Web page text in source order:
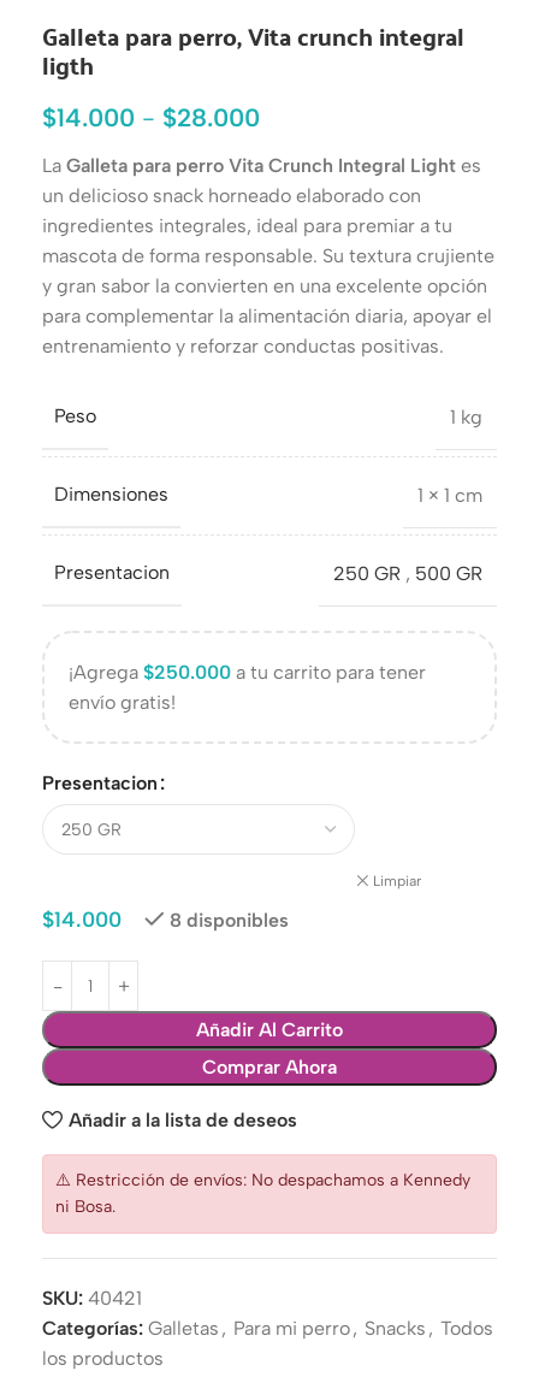
Galleta para perro, Vita crunch integral
ligth
$14.000 - $28.000
La Galleta para perro Vita Crunch Integral Light es
un delicioso snack horneado elaborado con
ingredientes integrales, ideal para premiar a tu
mascota de forma responsable. Su textura crujiente
y gran sabor la convierten en una excelente opción
para complementar la alimentación diaria, apoyar el
entrenamiento y reforzar conductas positivas.
Peso 1 kg
Dimensiones 1 × 1 cm
Presentacion 250 GR , 500 GR
¡Agrega $250.000 a tu carrito para tener
envío gratis!
Presentacion
Limpiar
$14.000 8 disponibles
Añadir Al Carrito
Comprar Ahora
Añadir a la lista de deseos
⚠️ Restricción de envíos: No despachamos a Kennedy
ni Bosa.
SKU: 40421
Categorías: Galletas , Para mi perro, Snacks , Todos
los productos